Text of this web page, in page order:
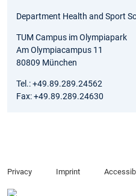
Department Health and Sport
TUM Campus im Olympiapark
Am Olympiacampus 11
80809 München
Tel.: +49.89.289.24562
Fax: +49.89.289.24630
Privacy Imprint